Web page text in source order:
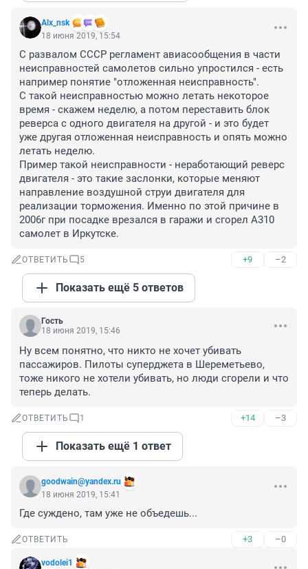
Alx_nsk
18 июня 2019, 15:54
С развалом СССР регламент авиасообщения в части
неисправностей самолетов сильно упростился - есть
например понятие "отложенная неисправность".
С такой неисправностью можно летать некоторое
время - скажем неделю, а потом переставить блок
реверса с одного двигателя на другой - и это будет
уже другая отложенная неисправность и опять можно
летать неделю.
Пример такой неисправности - неработающий реверс
двигателя - это такие заслонки, которые меняют
направление воздушной струи двигателя для
реализации торможения. Именно по этой причине в
2006г при посадке врезался в гаражи и сгорел А310
самолет в Иркутске.
ОТВЕТИТЬ 5 +9 –2
Показать ещё 5 ответов
Гость
18 июня 2019, 15:46
Ну всем понятно, что никто не хочет убивать
пассажиров. Пилоты суперджета в Шереметьево,
тоже никого не хотели убивать, но люди сгорели и что
теперь делать.
ОТВЕТИТЬ 1 +14 –3
Показать ещё 1 ответ
goodwain@yandex.ru
18 июня 2019, 15:41
Где суждено, там уже не объедешь...
ОТВЕТИТЬ +3 –0
vodolei1